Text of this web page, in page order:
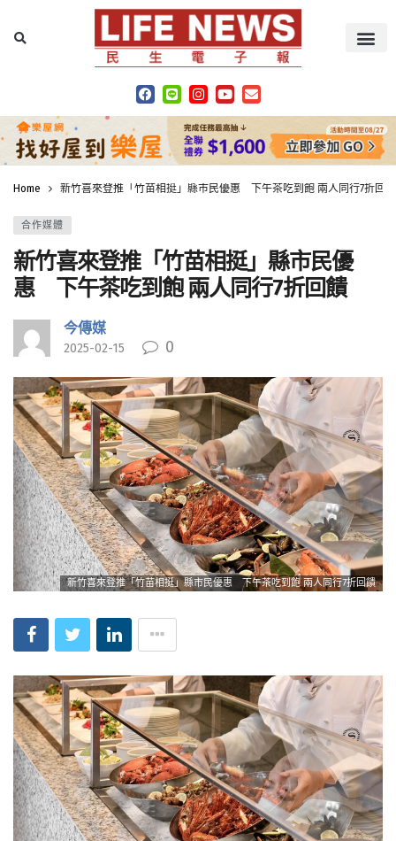
Home 新竹喜來登推「竹苗相挺」縣市民優惠 下午茶吃到飽 兩人同行7折回饋
合作媒體
新竹喜來登推「竹苗相挺」縣市民優
惠 下午茶吃到飽 兩人同行7折回饋
今傳媒
2025-02-15 0
新竹喜來登推「竹苗相挺」縣市民優惠 下午茶吃到飽 兩人同行7折回饋